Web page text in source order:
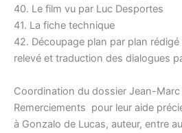
40. Le film vu par Luc Desportes
41. La fiche technique
42. Découpage plan par plan
relevé et traduction des dialogues
Coordination du dossier Jean-Marc
Remerciements pour leur aide
à Gonzalo de Lucas, auteur, entre